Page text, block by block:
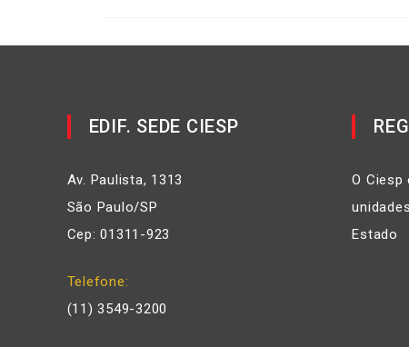
EDIF. SEDE CIESP
Av. Paulista, 1313
São Paulo/SP
Cep: 01311-923
Telefone
(11) 3549-3200
O
Estado